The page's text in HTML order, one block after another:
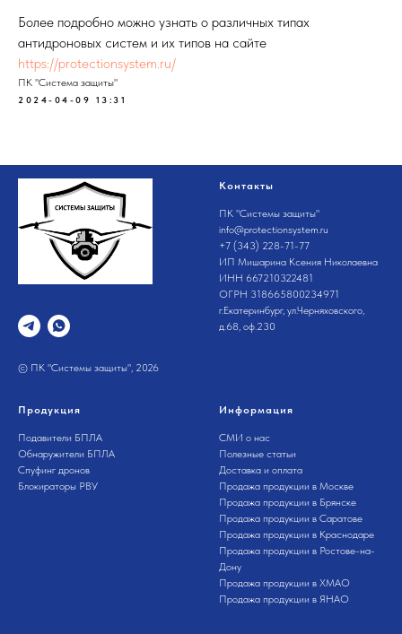
Более подробно можно узнать о различных типах
антидроновых систем и их типов на сайте
https://protectionsystem.ru/
ПК "Система защиты"
2024-04-09 13:31
© ПК "Системы защиты", 2026
Контакты
ПК "Системы защиты"
info@protectionsystem.ru
+7 (343) 228-71-77
ИП Мишарина Ксения Николаевна
ИНН 667210322481
ОГРН 318665800234971
г.Екатеринбург, ул.Черняховского,
д.68, оф.230
Продукция
Подавители БПЛА
Обнаружители БПЛА
Спуфинг дронов
Блокираторы РВУ
Информация
СМИ о нас
Полезные статьи
Доставка и оплата
Продажа продукции в Москве
Продажа продукции в Брянске
Продажа продукции в Саратове
Продажа продукции в Краснодаре
Продажа продукции в Ростове-на-
Дону
Продажа продукции в ХМАО
Продажа продукции в ЯНАО